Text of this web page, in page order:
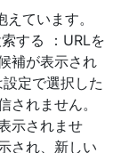
ています。
する ：URLを
補が表示され
定で選択した
されません。
示されませ
され、新しい